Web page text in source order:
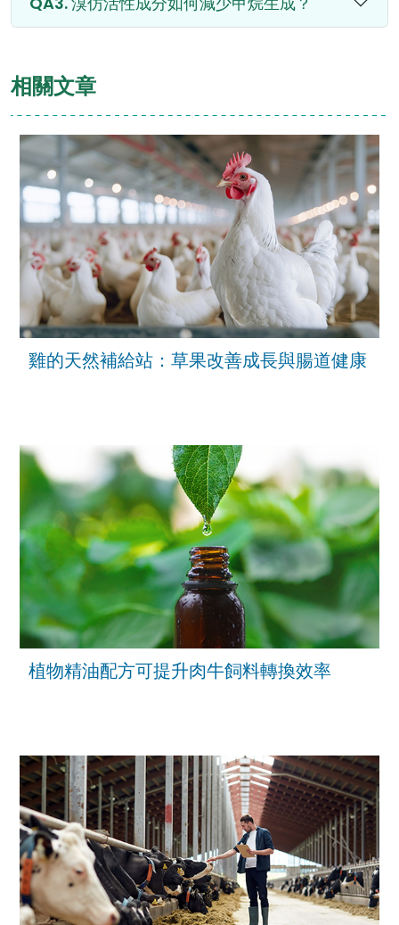
相關文章
雞的天然補給站：草果改善成長與腸道健康
植物精油配方可提升肉牛飼料轉換效率